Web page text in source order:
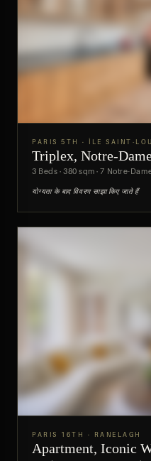
पूर्वावलोकन
PARIS 5TH · ÎLE SAINT-
Triplex, Notre-
3 Beds · 380 sqm · 7 Notre-
योग्यता के बाद विवरण साझा किए जाते हैं
पूर्वावलोकन
PARIS 16TH · RANELAGH
Apartment, Iconic